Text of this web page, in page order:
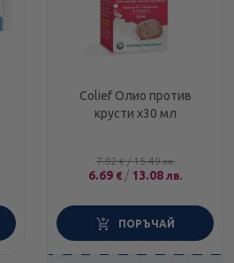
Colief Олио против
крусти x30 мл
7.92€ / 15.49лв.
6.69 € / 13.08 лв.
ПОРЪЧАЙ